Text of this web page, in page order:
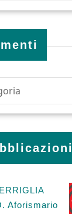
Aforismario